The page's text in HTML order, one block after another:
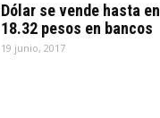
Dólar se vende hasta en
18.32 pesos en bancos
19 junio, 2017